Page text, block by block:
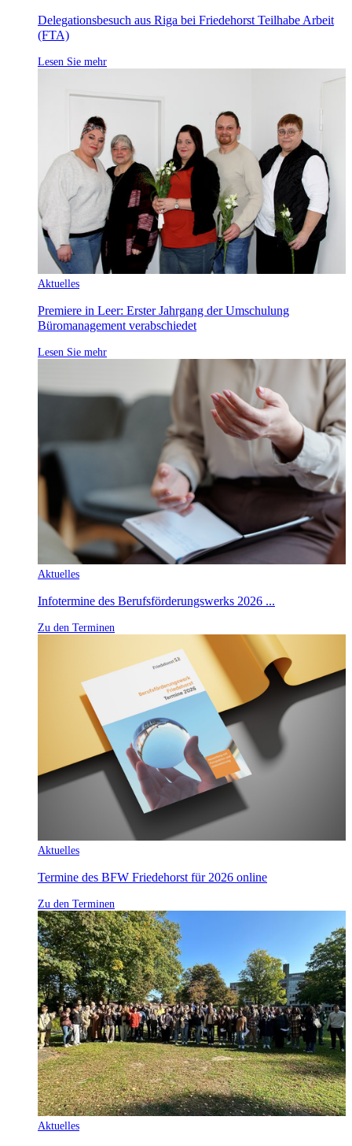
Delegationsbesuch aus Riga bei Friedehorst Teilhabe Arbeit
(FTA)
Lesen Sie mehr
Aktuelles
Premiere in Leer: Erster Jahrgang der Umschulung
Büromanagement verabschiedet
Lesen Sie mehr
Aktuelles
Infotermine des Berufsförderungswerks 2026 ...
Zu den Terminen
Aktuelles
Termine des BFW Friedehorst für 2026 online
Zu den Terminen
Aktuelles